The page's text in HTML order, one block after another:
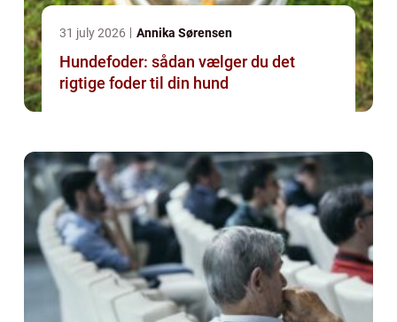
31 july 2026 Annika Sørensen
Hundefoder: sådan vælger du det
rigtige foder til din hund